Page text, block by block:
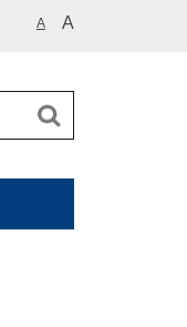
A A